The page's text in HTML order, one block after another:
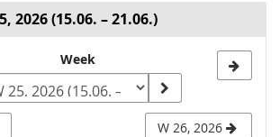
2026 (15.06. – 21.06.)
Week
W 26, 2026